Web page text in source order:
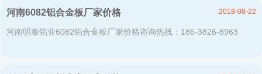
河南6082铝合金板厂家价格
河南明泰铝业6082铝合金板厂家价格咨询热线：186-3826-8963
2018-08-22